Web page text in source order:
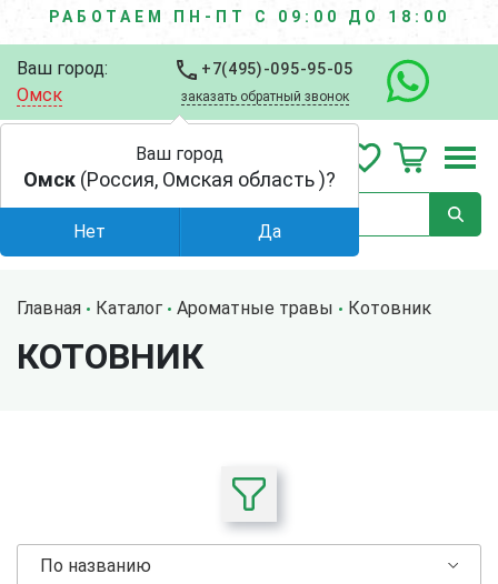
РАБОТАЕМ ПН-ПТ С 09:00 ДО 18:00
Ваш город:
Омск
+7(495)-095-95-05
заказать обратный звонок
Главная Каталог Ароматные травы Котовник
КОТОВНИК
По названию
Ваш город
Омск (Россия, Омская область )?
Нет Да